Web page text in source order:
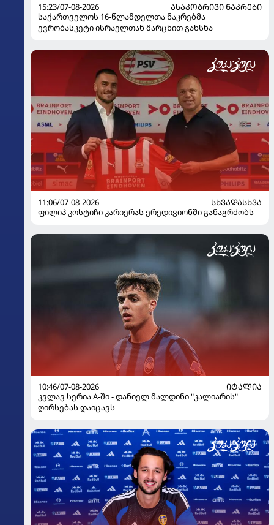
15:23/07-08-2026
ᲐᲡᲐᲙᲝᲑᲠᲘᲕᲘ ᲜᲐᲙᲠᲔᲑᲘ
საქართველოს 16-წლამდელთა ნაკრებმა
ევრობასკეტი ისრაელთან მარცხით გახსნა
11:06/07-08-2026
ᲡᲮᲕᲐᲓᲐᲡᲮᲕᲐ
ფილიპ კოსტიჩი კარიერას ერედივიონში განაგრძობს
10:46/07-08-2026
ᲘᲢᲐᲚᲘᲐ
კვლავ სერია A-ში - დანიელ მალდინი "კალიარის"
ღირსებას დაიცავს